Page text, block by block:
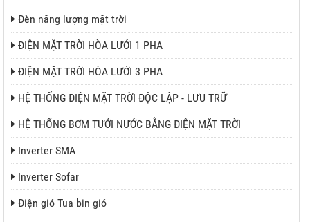
Đèn năng lượng mặt trời
ĐIỆN MẶT TRỜI HÒA LƯỚI 1 PHA
ĐIỆN MẶT TRỜI HÒA LƯỚI 3 PHA
HỆ THỐNG ĐIỆN MẶT TRỜI ĐỘC LẬP - LƯU TRỮ
HỆ THỐNG BƠM TƯỚI NƯỚC BẰNG ĐIỆN MẶT TRỜI
Inverter SMA
Inverter Sofar
Điện gió Tua bin gió